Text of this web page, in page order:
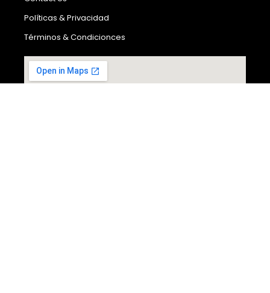
Políticas & Privacidad
Términos & Condicionces